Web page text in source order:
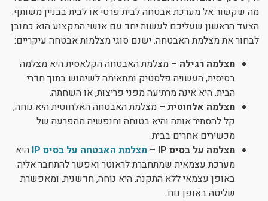
מה שקשור אל מערכת אבטחה לבית פרטי או לבית בבניין משותף.
הצעד הראשון שעליכם לעשות יחד עם אנשי המקצוע הוא כמובן
לבחור את מצלמת האבטחה. ישנם סוגי מצלמות אבטחה עיקריים:
מצלמה רגילה – מצלמת האבטחה הקלאסית היא מצלמה
בסיסית, העשויה פלסטיק ומתאימה לשימוש בתוך חדרי
הבית. היא אינה מרתיעה מפני פריצות, או השחתה.
מצלמה אלחוטית – מצלמת האבטחה האלחוטית היא נוחה,
קל להסתיר אותה והיא בטוחה וחופשיה מהפרעה של
מכשירים אחרים בבית.
מצלמה על בסיס IP –
מצלמת האבטחה על בסיס IP
היא
מערכת עצמאית שמתחברת לראוטר ואפשר להתחבר אליה
באופן עצמאי ללא התקנה. היא נוחה, חדשנית, ומאפשרת
שליטה באופן נוח.